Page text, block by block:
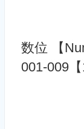
数位 【
001-009